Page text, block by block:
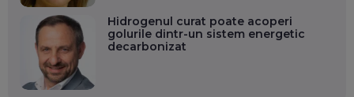
Hidrogenul curat poate acoperi
golurile dintr-un sistem energetic
decarbonizat